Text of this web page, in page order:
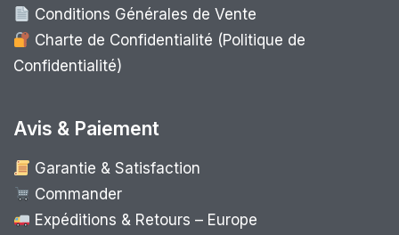
Conditions Générales de Vente
Charte de Confidentialité (Politique de
Confidentialité)
Avis & Paiement
Garantie & Satisfaction
Commander
Expéditions & Retours – Europe